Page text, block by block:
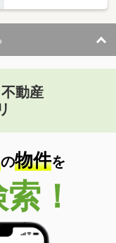
動産
の物件を
！